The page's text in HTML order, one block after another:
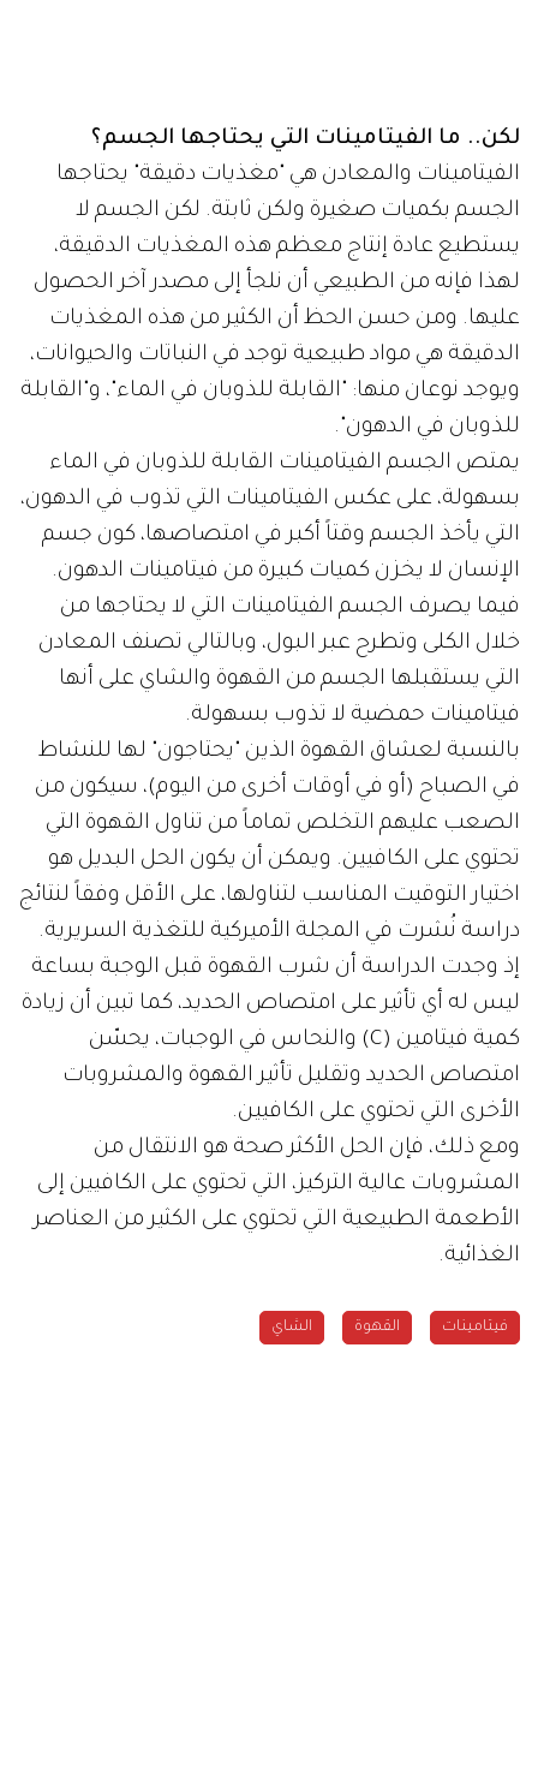
لكن.. ما الفيتامينات التي يحتاجها الجسم؟
الفيتامينات والمعادن هي "مغذيات دقيقة" يحتاجها
الجسم بكميات صغيرة ولكن ثابتة. لكن الجسم لا
يستطيع عادة إنتاج معظم هذه المغذيات الدقيقة،
لهذا فإنه من الطبيعي أن نلجأ إلى مصدر آخر الحصول
عليها. ومن حسن الحظ أن الكثير من هذه المغذيات
الدقيقة هي مواد طبيعية توجد في النباتات والحيوانات،
ويوجد نوعان منها: "القابلة للذوبان في الماء"، و"القابلة
للذوبان في الدهون".
يمتص الجسم الفيتامينات القابلة للذوبان في الماء
بسهولة، على عكس الفيتامينات التي تذوب في الدهون،
التي يأخذ الجسم وقتاً أكبر في امتصاصها، كون جسم
الإنسان لا يخزن كميات كبيرة من فيتامينات الدهون.
فيما يصرف الجسم الفيتامينات التي لا يحتاجها من
خلال الكلى وتطرح عبر البول، وبالتالي تصنف المعادن
التي يستقبلها الجسم من القهوة والشاي على أنها
فيتامينات حمضية لا تذوب بسهولة.
بالنسبة لعشاق القهوة الذين "يحتاجون" لها للنشاط
في الصباح (أو في أوقات أخرى من اليوم)، سيكون من
الصعب عليهم التخلص تماماً من تناول القهوة التي
تحتوي على الكافيين. ويمكن أن يكون الحل البديل هو
اختيار التوقيت المناسب لتناولها، على الأقل وفقاً لنتائج
دراسة نُشرت في المجلة الأميركية للتغذية السريرية.
إذ وجدت الدراسة أن شرب القهوة قبل الوجبة بساعة
ليس له أي تأثير على امتصاص الحديد، كما تبين أن زيادة
كمية فيتامين (C) والنحاس في الوجبات، يحسّن
امتصاص الحديد وتقليل تأثير القهوة والمشروبات
الأخرى التي تحتوي على الكافيين.
ومع ذلك، فإن الحل الأكثر صحة هو الانتقال من
المشروبات عالية التركيز، التي تحتوي على الكافيين إلى
الأطعمة الطبيعية التي تحتوي على الكثير من العناصر
الغذائية.
فيتامينات القهوة الشاي